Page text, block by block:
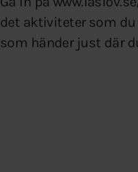
det aktiviteter som
som händer just där